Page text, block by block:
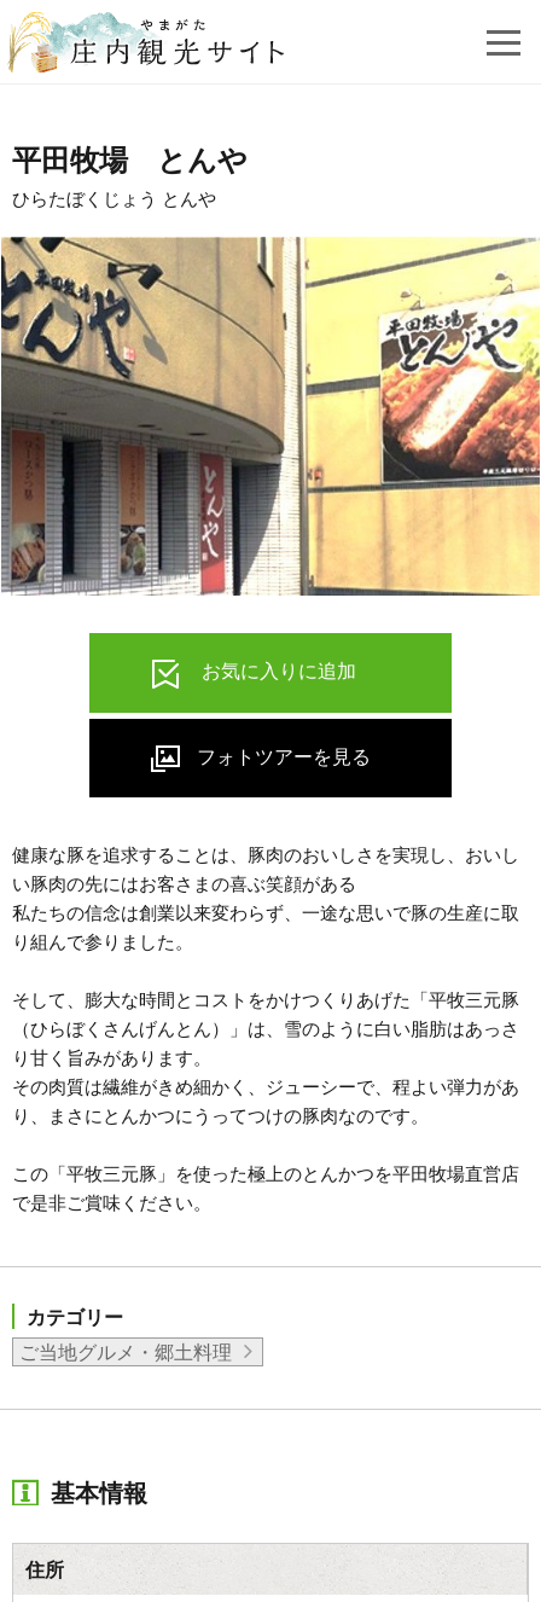
平田牧場 とんや
ひらたぼくじょう とんや
健康な豚を追求することは、豚肉のおいしさを実現し、おいし
い豚肉の先にはお客さまの喜ぶ笑顔がある
私たちの信念は創業以来変わらず、一途な思いで豚の生産に取
り組んで参りました。
そして、膨大な時間とコストをかけつくりあげた「平牧三元豚
（ひらぼくさんげんとん）」は、雪のように白い脂肪はあっさ
り甘く旨みがあります。
その肉質は繊維がきめ細かく、ジューシーで、程よい弾力があ
り、まさにとんかつにうってつけの豚肉なのです。
この「平牧三元豚」を使った極上のとんかつを平田牧場直営店
で是非ご賞味ください。
カテゴリー
ご当地グルメ・郷土料理
基本情報
住所